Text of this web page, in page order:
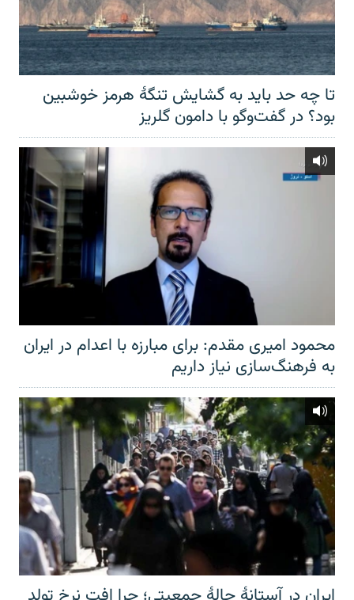
تا چه حد باید به گشایش تنگهٔ هرمز خوشبین
بود؟ در گفت‌وگو با دامون گلریز
محمود امیری مقدم: برای مبارزه با اعدام در ایران
به فرهنگ‌سازی نیاز داریم